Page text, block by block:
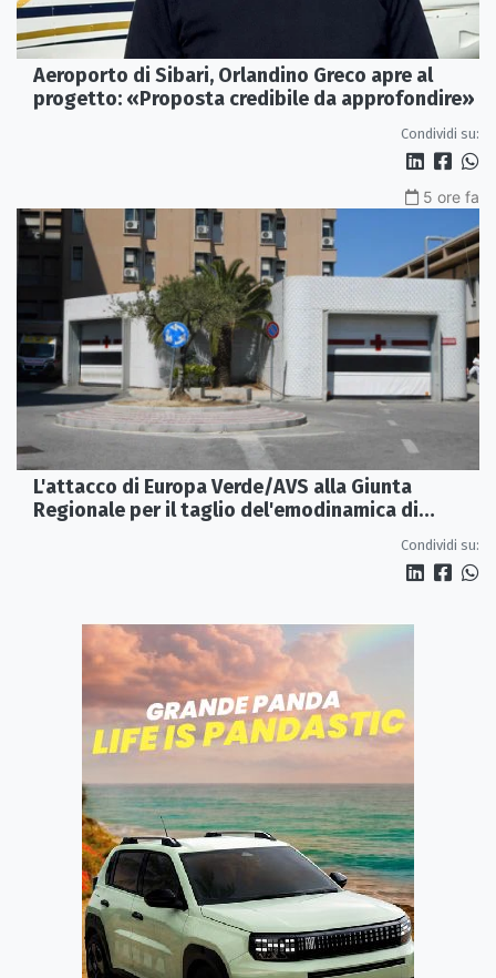
Aeroporto di Sibari, Orlandino Greco apre al
progetto: «Proposta credibile da approfondire»
Condividi su:
5 ore fa
L'attacco di Europa Verde/AVS alla Giunta
Regionale per il taglio del'emodinamica di
Condividi su: